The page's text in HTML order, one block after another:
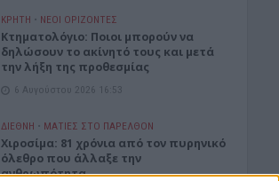
ΚΡΗΤΗ • ΝΕΟΙ ΟΡΙΖΟΝΤΕΣ
Κτηματολόγιο: Ποιοι μπορούν να
δηλώσουν το ακίνητό τους και μετά
την λήξη της προθεσμίας
6 Αυγούστου 2026 16:53
ΔΙΕΘΝΗ • ΜΑΤΙΕΣ ΣΤΟ ΠΑΡΕΛΘΟΝ
Χιροσίμα: 81 χρόνια από τον πυρηνικό
όλεθρο που άλλαξε την
ανθρωπότητα